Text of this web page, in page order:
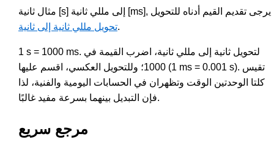
مثال ثانية [s] إلى مللي ثانية [ms], يرجى تقديم القيم أدناه للتحويل
تحويل مللي ثانية إلى ثانية.
1 s = 1000 ms. لتحويل ثانية إلى مللي ثانية، اضرب القيمة في
1000؛ وللتحويل العكسي، اقسم عليها (1 ms = 0.001 s). تقيس
كلتا الوحدتين الوقت وتظهران في الحسابات اليومية والفنية، لذا
فإن التبديل بينهما بسرعة مفيد غالبًا.
مرجع سريع